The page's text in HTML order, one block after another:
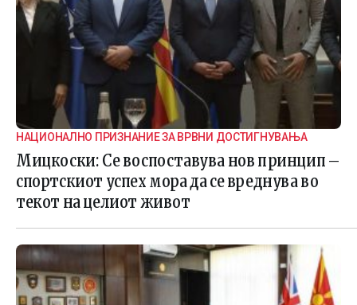
НАЦИОНАЛНО ПРИЗНАНИЕ ЗА ВРВНИ ДОСТИГНУВАЊА
Мицкоски: Се воспоставува нов принцип –
спортскиот успех мора да се вреднува во
текот на целиот живот